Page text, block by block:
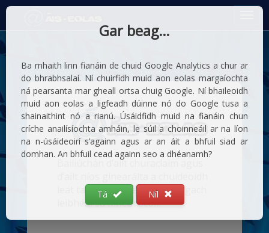
Bailiúchán d’ailt churaclaim agus
leat taighde a dhéanamh ag gach
leibhéal sa mheánscoil.
Gar beag…
Ba mhaith linn fianáin de chuid Google Analytics a chur ar
do bhrabhsalaí. Ní chuirfidh muid aon eolas margaíochta
ná pearsanta mar gheall ortsa chuig Google. Ní bhaileoidh
muid aon eolas a ligfeadh dúinne nó do Google tusa a
shainaithint nó a rianú. Úsáidfidh muid na fianáin chun
críche anailísíochta amháin, le súil a choinneáil ar na líon
na n-úsáideoirí s’againn agus ar an áit a bhfuil siad ar
domhan. An bhfuil cead againn seo a dhéanamh?
Tá Níl